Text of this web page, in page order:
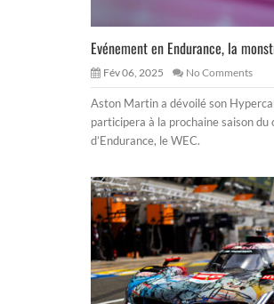
Evénement en Endurance, la
Fév 06, 2025 No Comments
Aston Martin a dévoilé son
participera à la prochaine saison
d’Endurance, le WEC.